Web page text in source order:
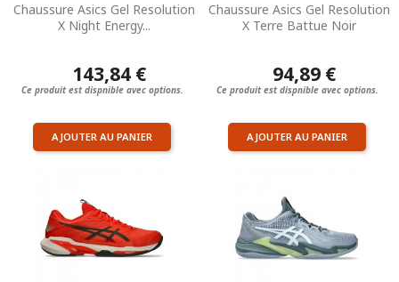
Chaussure Asics Gel Resolution
X Night Energy...
143,84 €
Ce produit est dispnible avec options.
AJOUTER AU PANIER
Chaussure Asics Gel Resolution
X Terre Battue Noir
94,89 €
Ce produit est dispnible avec options.
AJOUTER AU PANIER